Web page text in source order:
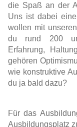
die Spaß an der
Uns ist dabei
wollen mit
du rund 200
Erfahrung,
gehören
wie konstruktive
du ja bald dazu?
Für das
Ausbildungsplatz